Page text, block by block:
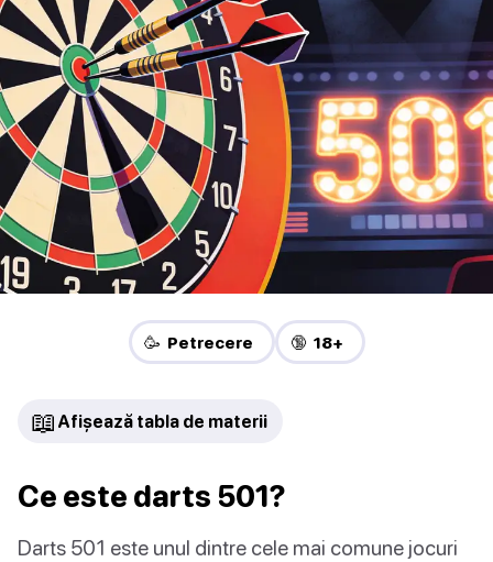
🥳 Petrecere 🔞 18+
📖 Afișează tabla de materii
Ce este darts 501?
Darts 501 este unul dintre cele mai comune jocuri